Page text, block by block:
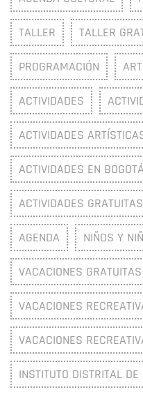
TALLER TALLER
PROGRAMACIÓN
ACTIVIDADES
ACTIVIDADES
ACTIVIDADES EN BOGOTÁ
ACTIVIDADES GRATUITAS
AGENDA NIÑOS Y
VACACIONES GRATUITAS
VACACIONES
VACACIONES
INSTITUTO DISTRITAL